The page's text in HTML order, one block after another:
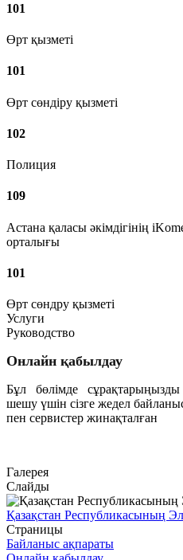
101
Өрт қызметі
101
Өрт сөндіру қызметі
102
Полиция
109
Астана қаласы әкімдігінің
орталығы
101
Өрт сөндру қызметі
Услуги
Руководство
Онлайн қабылдау
Бұл бөлімде
шешу үшін сізге жедел
пен сервистер жинақталған
Галерея
Слайды
Қазақстан Республикасының
Страницы
Байланыс ақпараты